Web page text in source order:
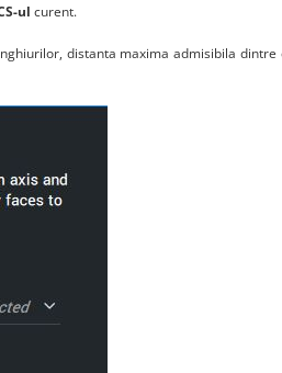
ul curent.
distanta maxima admisibila dintre